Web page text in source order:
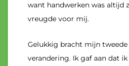
want handwerken was altijd
vreugde voor mij.
Gelukkig bracht mijn
verandering. Ik gaf aan dat